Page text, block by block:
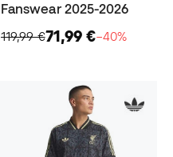
Fanswear 2025-2026
119,99 €71,99 €−40%